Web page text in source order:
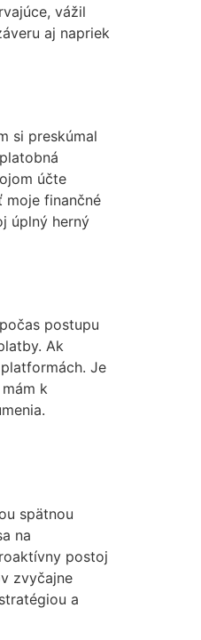
vážil
aj napriek
si preskúmal
účte
moje finančné
úplný herný
postupu
Ak
Je
k
spätnou
na
postoj
zvyčajne
a